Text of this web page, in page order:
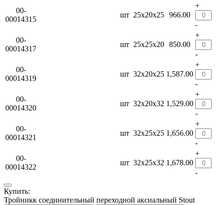
00-
00014315
шт 25х20х25 966.00
+
-
00-
00014317
шт 25х25х20 850.00
+
-
00-
00014319
шт 32х20х25 1,587.00
+
-
00-
00014320
шт 32х20х32 1,529.00
+
-
00-
00014321
шт 32х25х25 1,656.00
+
-
00-
00014322
шт 32х25х32 1,678.00
+
-
Купить:
Тройникк соединительный переходной аксиальный Stout